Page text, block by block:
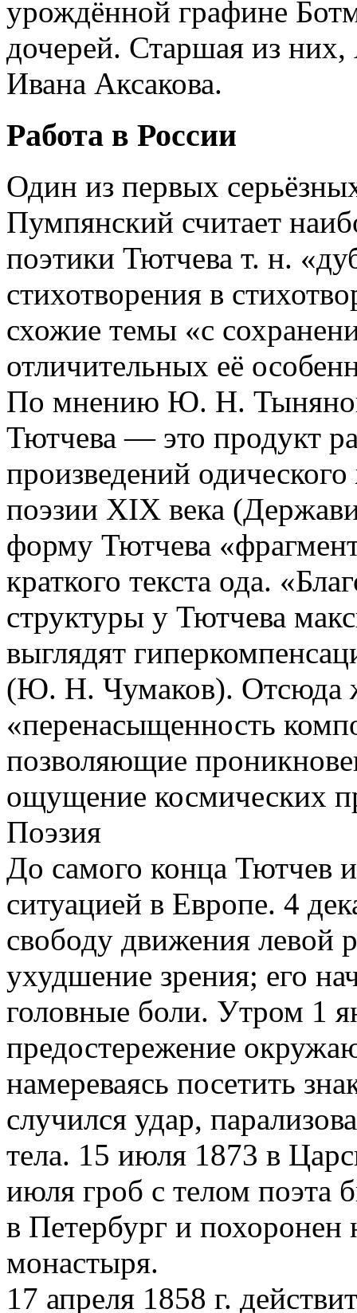
урождённой графине
дочерей. Старшая из
Ивана Аксакова.
Работа в России
Один из первых
Пумпянский считает
поэтики Тютчева т. н.
стихотворения в
схожие темы «с
отличительных её
По мнению Ю. Н.
Тютчева — это продукт
произведений
поэзии XIX века
форму Тютчева
краткого текста ода.
структуры у Тютчева
выглядят
(Ю. Н. Чумаков). Отсюда
«перенасыщенность
позволяющие
ощущение космических
Поэзия
До самого конца Тютчев
ситуацией в Европе. 4
свободу движения левой
ухудшение зрения; его
головные боли. Утром 1
предостережение
намереваясь посетить
случился удар,
тела. 15 июля 1873 в
июля гроб с телом поэта
в Петербург и
монастыря.
17 апреля 1858 г.